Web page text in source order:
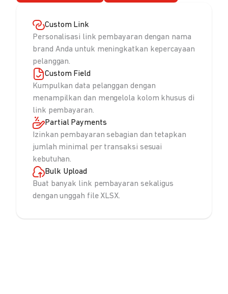
Custom Link
Personalisasi link pembayaran dengan nama
brand Anda untuk meningkatkan kepercayaan
pelanggan.
Custom Field
Kumpulkan data pelanggan dengan
menampilkan dan mengelola kolom khusus di
link pembayaran.
Partial Payments
Izinkan pembayaran sebagian dan tetapkan
jumlah minimal per transaksi sesuai
kebutuhan.
Bulk Upload
Buat banyak link pembayaran sekaligus
dengan unggah file XLSX.